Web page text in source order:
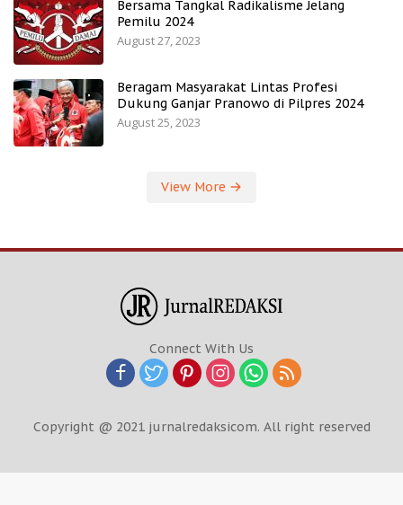
Bersama Tangkal Radikalisme Jelang
Pemilu 2024
August 27, 2023
Beragam Masyarakat Lintas Profesi
Dukung Ganjar Pranowo di Pilpres 2024
August 25, 2023
View More
Connect With Us
Copyright @ 2021 jurnalredaksicom. All right reserved